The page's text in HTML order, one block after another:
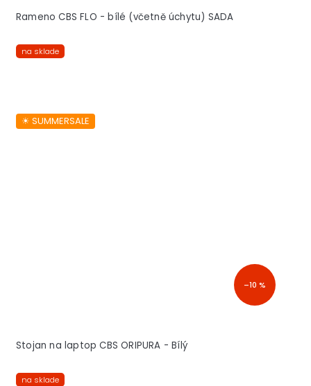
Rameno CBS FLO - bílé (včetně úchytu) SADA
na sklade
☀︎ SUMMERSALE
–10 %
Stojan na laptop CBS ORIPURA - Bílý
na sklade